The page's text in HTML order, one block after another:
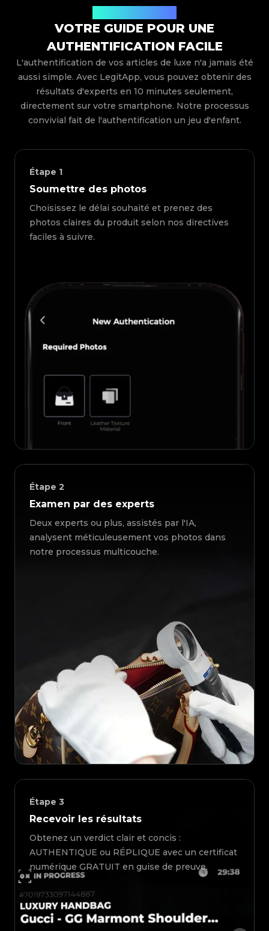
VOTRE GUIDE POUR UNE
AUTHENTIFICATION FACILE
L'authentification de vos articles de luxe n'a jamais été
aussi simple. Avec LegitApp, vous pouvez obtenir des
résultats d'experts en 10 minutes seulement,
directement sur votre smartphone. Notre processus
convivial fait de l'authentification un jeu d'enfant.
Étape 1
Soumettre des photos
Choisissez le délai souhaité et prenez des
photos claires du produit selon nos directives
faciles à suivre.
Étape 2
Examen par des experts
Deux experts ou plus, assistés par l'IA,
analysent méticuleusement vos photos dans
notre processus multicouche.
Étape 3
Recevoir les résultats
Obtenez un verdict clair et concis :
AUTHENTIQUE ou RÉPLIQUE avec un certificat
numérique GRATUIT en guise de preuve.